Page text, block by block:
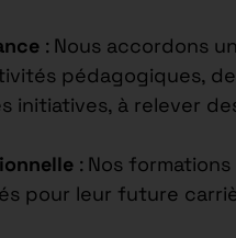
: Nous accordons
pédagogiques,
initiatives, à relever
: Nos
pour leur future